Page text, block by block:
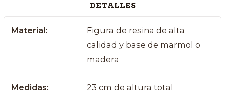
DETALLES
Material:
Figura de resina de alta
calidad y base de marmol o
madera
Medidas: 23 cm de altura total